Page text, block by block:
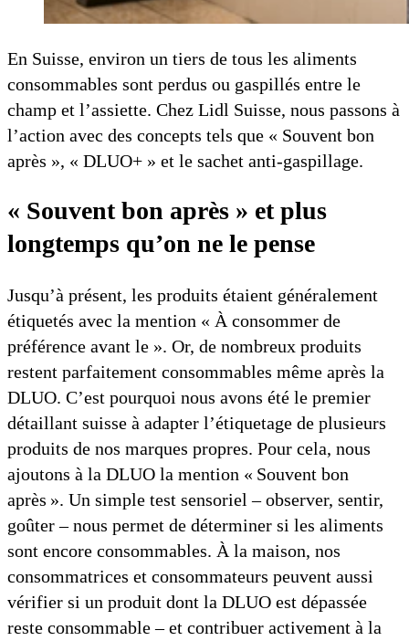
En Suisse, environ un tiers de tous les aliments
consommables sont perdus ou gaspillés entre le
champ et l’assiette. Chez Lidl Suisse, nous passons à
l’action avec des concepts tels que « Souvent bon
après », « DLUO+ » et le sachet anti-gaspillage.
« Souvent bon après » et plus
longtemps qu’on ne le pense
Jusqu’à présent, les produits étaient généralement
étiquetés avec la mention « À consommer de
préférence avant le ». Or, de nombreux produits
restent parfaitement consommables même après la
DLUO. C’est pourquoi nous avons été le premier
détaillant suisse à adapter l’étiquetage de plusieurs
produits de nos marques propres. Pour cela, nous
ajoutons à la DLUO la mention « Souvent bon
après ». Un simple test sensoriel – observer, sentir,
goûter – nous permet de déterminer si les aliments
sont encore consommables. À la maison, nos
consommatrices et consommateurs peuvent aussi
vérifier si un produit dont la DLUO est dépassée
reste consommable – et contribuer activement à la